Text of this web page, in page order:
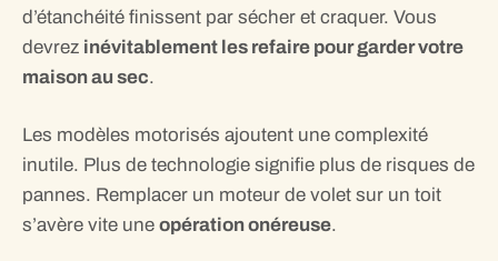
d’étanchéité finissent par sécher et craquer. Vous
devrez inévitablement les refaire pour garder votre
maison au sec.
Les modèles motorisés ajoutent une complexité
inutile. Plus de technologie signifie plus de risques de
pannes. Remplacer un moteur de volet sur un toit
s’avère vite une opération onéreuse.